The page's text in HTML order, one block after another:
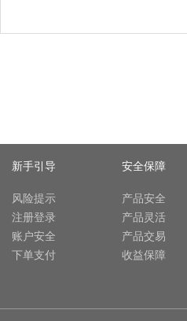
新手引导
风险提示
注册登录
账户安全
下单支付
安全保障
产品安全
产品灵活
产品交易
收益保障